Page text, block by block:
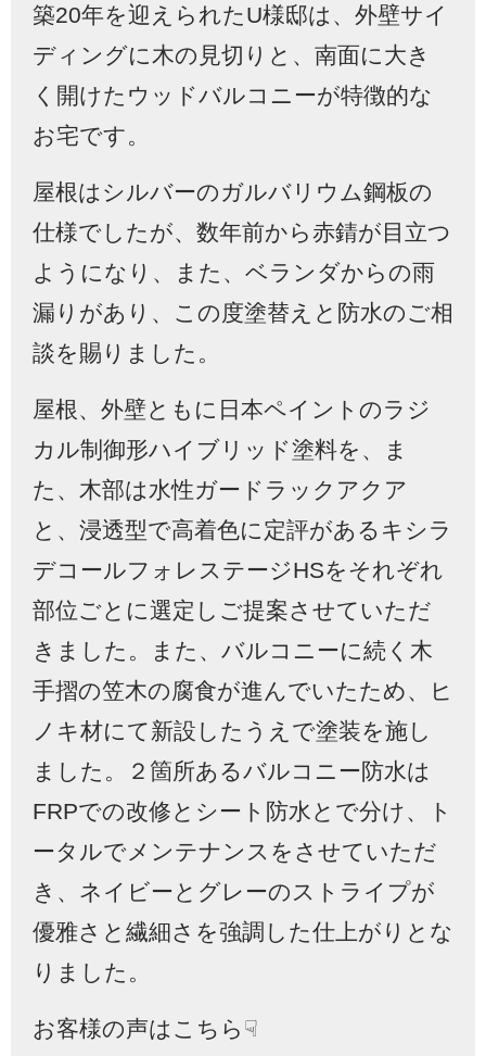
築20年を迎えられたU様邸は、外壁サイ
ディングに木の見切りと、南面に大き
く開けたウッドバルコニーが特徴的な
お宅です。
屋根はシルバーのガルバリウム鋼板の
仕様でしたが、数年前から赤錆が目立つ
ようになり、また、ベランダからの雨
漏りがあり、この度塗替えと防水のご相
談を賜りました。
屋根、外壁ともに日本ペイントのラジ
カル制御形ハイブリッド塗料を、ま
た、木部は水性ガードラックアクア
と、浸透型で高着色に定評があるキシラ
デコールフォレステージHSをそれぞれ
部位ごとに選定しご提案させていただ
きました。また、バルコニーに続く木
手摺の笠木の腐食が進んでいたため、ヒ
ノキ材にて新設したうえで塗装を施し
ました。２箇所あるバルコニー防水は
FRPでの改修とシート防水とで分け、ト
ータルでメンテナンスをさせていただ
き、ネイビーとグレーのストライプが
優雅さと繊細さを強調した仕上がりとな
りました。
お客様の声はこちら☟